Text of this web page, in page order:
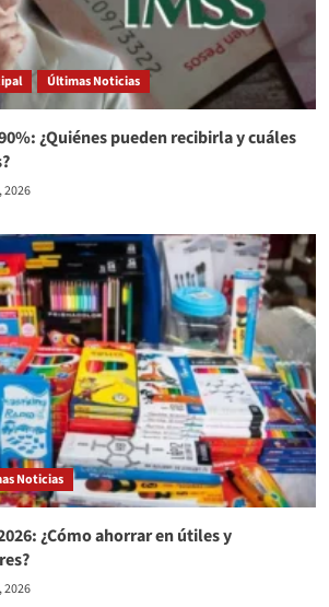
Últimas Noticias
¿Quiénes pueden recibirla y cuáles
2026
Noticias
¿Cómo ahorrar en útiles y
2026